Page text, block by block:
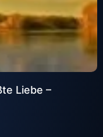
Liebe –